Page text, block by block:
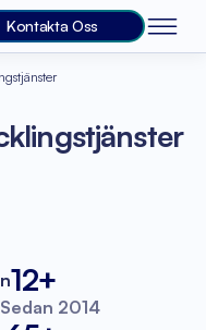
Kontakta Oss
12+
Sedan 2014